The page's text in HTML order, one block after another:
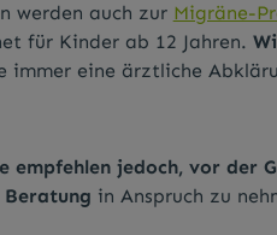
werden auch zur Migräne-
für Kinder ab 12 Jahren.
immer eine ärztliche
jedoch, vor der
Beratung in Anspruch zu